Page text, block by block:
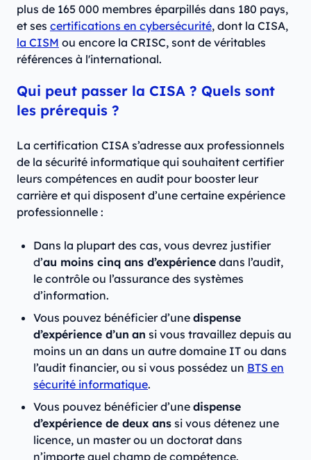
plus de 165 000 membres éparpillés dans 180 pays,
et ses certifications en cybersécurité, dont la CISA,
la CISM ou encore la CRISC, sont de véritables
références à l'international.
Qui peut passer la CISA ? Quels sont
les prérequis ?
La certification CISA s’adresse aux professionnels
de la sécurité informatique qui souhaitent certifier
leurs compétences en audit pour booster leur
carrière et qui disposent d’une certaine expérience
professionnelle :
Dans la plupart des cas, vous devrez justifier
d’au moins cinq ans d’expérience dans l’audit,
le contrôle ou l’assurance des systèmes
d’information.
Vous pouvez bénéficier d’une dispense
d’expérience d’un an si vous travaillez depuis au
moins un an dans un autre domaine IT ou dans
l’audit financier, ou si vous possédez un BTS en
sécurité informatique.
Vous pouvez bénéficier d’une dispense
d’expérience de deux ans si vous détenez une
licence, un master ou un doctorat dans
n’importe quel champ de compétence.